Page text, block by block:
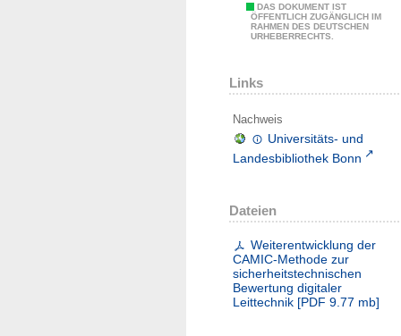
DAS DOKUMENT IST
ÖFFENTLICH ZUGÄNGLICH IM
RAHMEN DES DEUTSCHEN
URHEBERRECHTS.
Links
Nachweis
Universitäts- und
Landesbibliothek Bonn
Dateien
Weiterentwicklung der
CAMIC-Methode zur
sicherheitstechnischen
Bewertung digitaler
Leittechnik [PDF 9.77 mb]